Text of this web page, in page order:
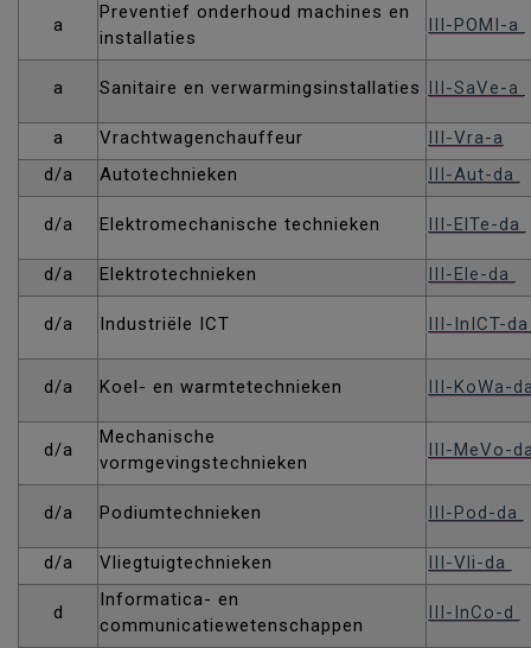
a
Preventief onderhoud machines en
installaties
III-POMI-a
a Sanitaire en verwarmingsinstallaties III-SaVe-a
a Vrachtwagenchauffeur
III-Vra-a
d/a
Autotechnieken III-Aut-da
d/a Elektromechanische technieken III-ElTe-da
d/a Elektrotechnieken III-Ele-da
d/a Industriële ICT III-InICT-
d/a Koel- en warmtetechnieken III-KoWa-
d/a
Mechanische
vormgevingstechnieken
III-MeVo-
d/a Podiumtechnieken III-Pod-da
d/a Vliegtuigtechnieken III-Vli-da
d
Informatica- en
communicatiewetenschappen
III-InCo-d